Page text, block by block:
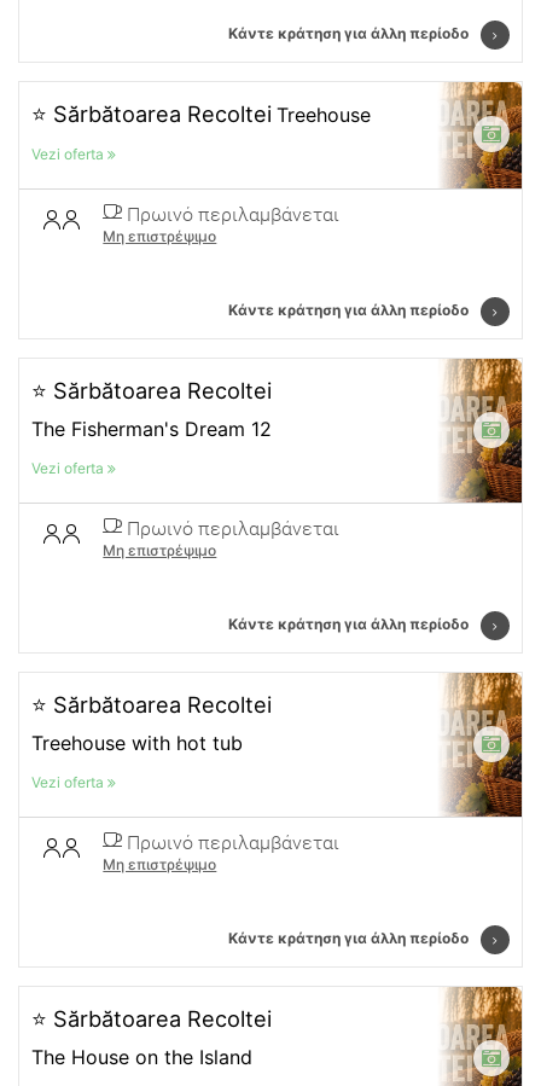
Κάντε κράτηση για άλλη περίοδο
⭐ Sărbătoarea Recoltei Treehouse
Vezi oferta
Πρωινό περιλαμβάνεται
Μη επιστρέψιμο
Κάντε κράτηση για άλλη περίοδο
⭐ Sărbătoarea Recoltei
The Fisherman's Dream 12
Vezi oferta
Πρωινό περιλαμβάνεται
Μη επιστρέψιμο
Κάντε κράτηση για άλλη περίοδο
⭐ Sărbătoarea Recoltei
Treehouse with hot tub
Vezi oferta
Πρωινό περιλαμβάνεται
Μη επιστρέψιμο
Κάντε κράτηση για άλλη περίοδο
⭐ Sărbătoarea Recoltei
The House on the Island